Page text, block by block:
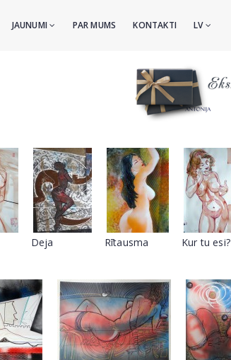
JAUNUMI PAR MUMS KONTAKTI LV
Deja Rītausma Kur tu esi?